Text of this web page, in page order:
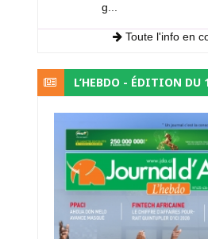
g...
Toute l'info en
L’HEBDO - ÉDITION DU